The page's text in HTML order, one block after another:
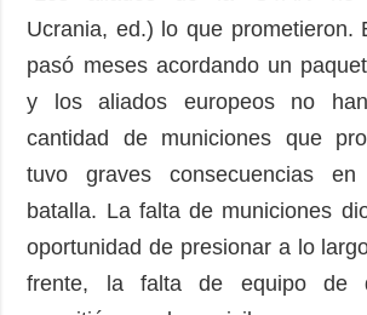
Ucrania, ed.) lo que prometieron.
pasó meses acordando un
y los aliados europeos no
cantidad de municiones que
tuvo graves consecuencias
batalla. La falta de municiones
oportunidad de presionar a lo
frente, la falta de equipo de